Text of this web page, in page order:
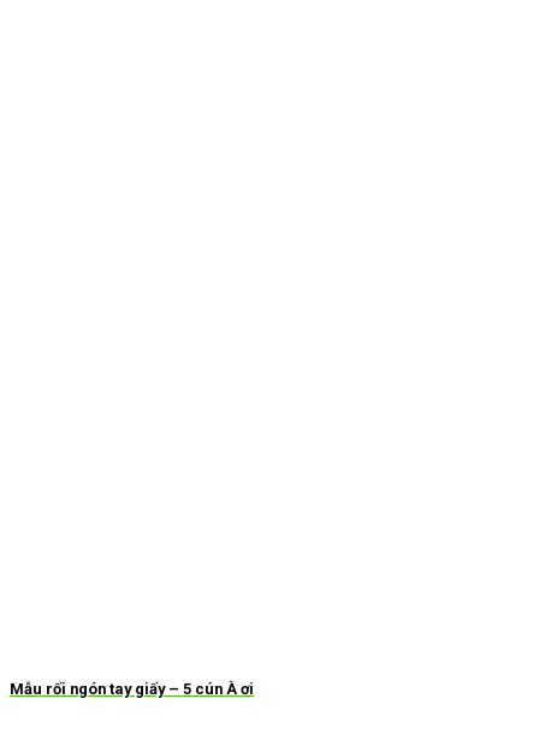
Mẫu rối ngón tay giấy – 5 cún À ơi